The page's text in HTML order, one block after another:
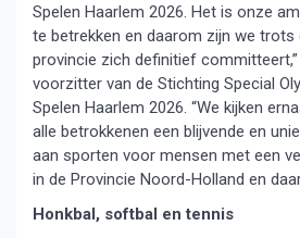
Spelen Haarlem 2026. Het is onze
te betrekken en daarom zijn we trots
provincie zich definitief
voorzitter van de Stichting Special
Spelen Haarlem 2026. “We kijken
alle betrokkenen een blijvende en
aan sporten voor mensen met een
in de Provincie Noord-Holland en
Honkbal, softbal en tennis